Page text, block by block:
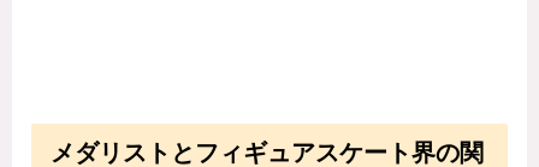
メダリストとフィギュアスケート界の関